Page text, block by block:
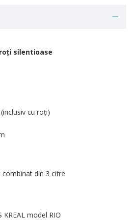
ți silentioase
(inclusiv cu roți)
combinat din 3 cifre
KREAL model RIO